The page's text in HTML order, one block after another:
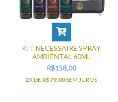
KIT NECESSAIRE SPRAY
AMBIENTAL 60ML
R$158,00
2X DE R$79,00SEM JUROS